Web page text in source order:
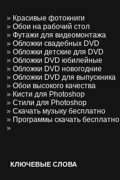
» Красивые фотокниги
» Обои на рабочий стол
» Футажи для видеомонтажа
» Обложки свадебных DVD
» Обложки детские для DVD
» Обложки DVD юбилейные
» Обложки DVD новогодние
» Обложки DVD для выпускника
» Обои высокого качества
» Кисти для Photoshop
» Стили для Photoshop
» Скачать музыку бесплатно
» Программы скачать бесплатно
»
КЛЮЧЕВЫЕ СЛОВА